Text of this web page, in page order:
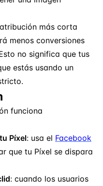
más corta
menos conversiones
no significa que tus
estás usando un
funciona
Píxel: usa el Facebook
que tu Píxel se dispara
: cuando los usuarios